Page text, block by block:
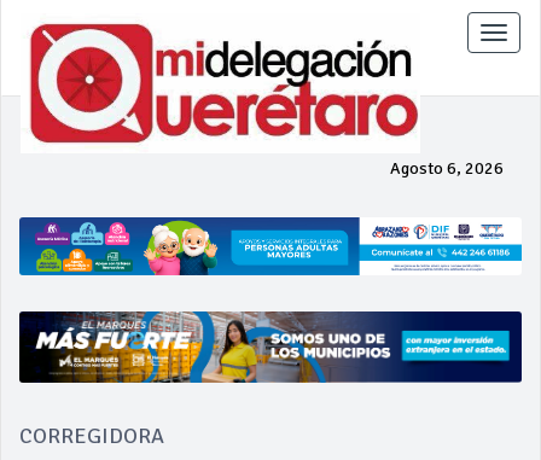
Toggle
Agosto 6, 2026
CORREGIDORA